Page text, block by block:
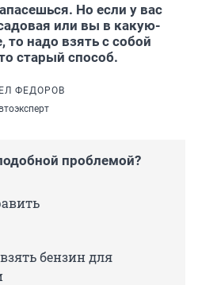
Но если у вас
или вы в какую-
то надо взять с собой
старый способ.
ФЕДОРОВ
проблемой?
бензин для